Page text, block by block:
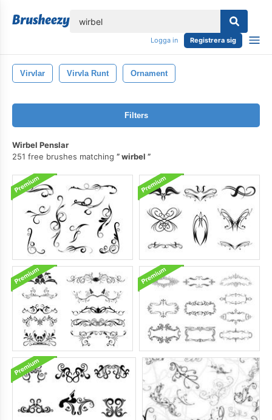
Logga in Registrera sig
Virvlar Virvla Runt Ornament
Filters
Wirbel Penslar
251 free brushes matching
wirbel